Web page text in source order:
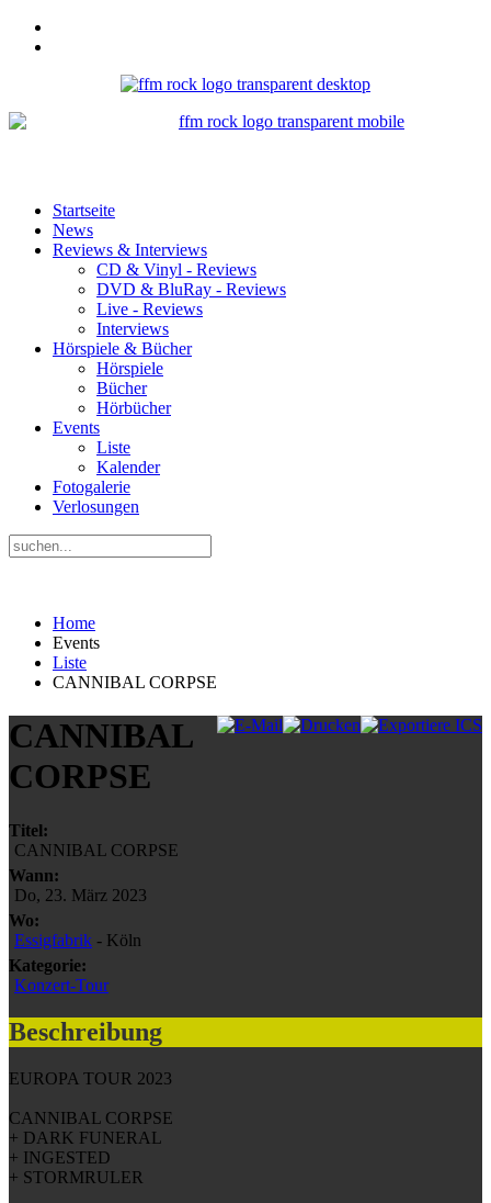
Startseite
News
Reviews & Interviews
CD & Vinyl - Reviews
DVD & BluRay - Reviews
Live - Reviews
Interviews
Hörspiele & Bücher
Hörspiele
Bücher
Hörbücher
Events
Liste
Kalender
Fotogalerie
Verlosungen
Home
Events
Liste
CANNIBAL CORPSE
CANNIBAL
CORPSE
Titel:
CANNIBAL CORPSE
Wann:
Do, 23. März 2023
Wo:
Essigfabrik - Köln
Kategorie:
Konzert-Tour
Beschreibung
EUROPA TOUR 2023
CANNIBAL CORPSE
+ DARK FUNERAL
+ INGESTED
+ STORMRULER